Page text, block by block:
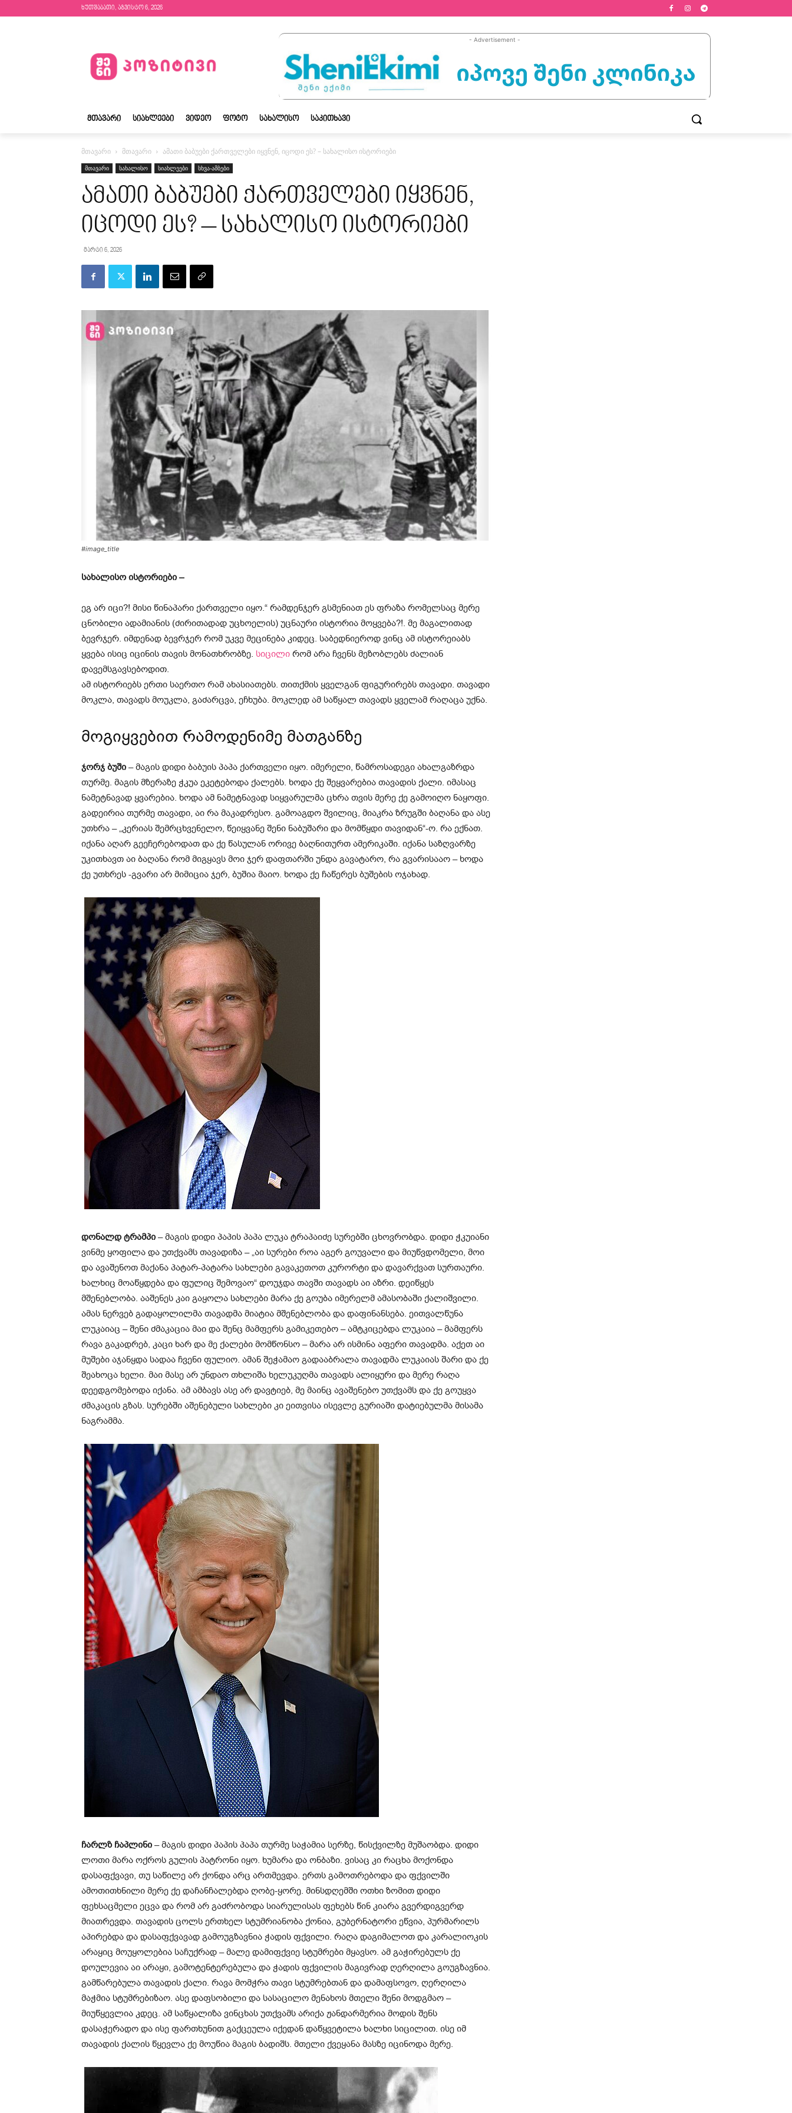
ხუთშაბათი, აგვისტო 6, 2026
- Advertisement -
ᲛᲗᲐᲕᲐᲠᲘ ᲡᲘᲐᲮᲚᲔᲔᲑᲘ ᲕᲘᲓᲔᲝ ᲤᲝᲢᲝ ᲡᲐᲮᲐᲚᲘᲡᲝ ᲡᲐᲙᲘᲗᲮᲐᲕᲘ
მთავარი მთავარი ამათი ბაბუები ქართველები იყვნენ, იცოდი ეს? – სახალისო ისტორიები
მთავარი სახალისო სიახლეები სხვა-ამბები
ამათი ბაბუები ქართველები იყვნენ,
იცოდი ეს? – სახალისო ისტორიები
მარტი 6, 2026
#image_title
სახალისო ისტორიები –
ეგ არ იცი?! მისი წინაპარი ქართველი იყო.“ რამდენჯერ გსმენიათ ეს ფრაზა რომელსაც მერე
ცნობილი ადამიანის (ძირითადად უცხოელის) უცნაური ისტორია მოყვება?!. მე მაგალითად
ბევრჯერ. იმდენად ბევრჯერ რომ უკვე მეცინება კიდეც. საბედნიეროდ ვინც ამ ისტორეიაბს
ყვება ისიც იცინის თავის მონათხრობზე. სიცილი რომ არა ჩვენს მეზობლებს ძალიან
დავემსგავსებოდით.
ამ ისტორიებს ერთი საერთო რამ ახასიათებს. თითქმის ყველგან ფიგურირებს თავადი. თავადი
მოკლა, თავადს მოუკლა, გაძარცვა, ეჩხუბა. მოკლედ ამ საწყალ თავადს ყველამ რაღაცა უქნა.
მოგიყვებით რამოდენიმე მათგანზე
ჯორჯ ბუში – მაგის დიდი ბაბუის პაპა ქართველი იყო. იმერელი, წამროსადეგი ახალგაზრდა
თურმე. მაგის მზერაზე ჭკუა ეკეტებოდა ქალებს. ხოდა ქე შეყვარებია თავადის ქალი. იმასაც
ნამეტნავად ყვარებია. ხოდა ამ ნამეტნავად სიყვარულმა ცხრა თვის მერე ქე გამოიღო ნაყოფი.
გადეირია თურმე თავადი, აი რა მაკადრესო. გამოაგდო შვილიც, მიაკრა ზრუგში ბაღანა და ასე
უთხრა – „კერიას შემრცხვენელო, წეიყვანე შენი ნაბუშარი და მომწყდი თავიდან“-ო. რა ექნათ.
იქანა აღარ გეეჩერებოდათ და ქე წასულან ორივე ბაღნითურთ ამერიკაში. იქანა საზღვარზე
უკითხავთ აი ბაღანა რომ მიგყავს მოი ჯერ დაფთარში უნდა გავატარო, რა გვარისააო – ხოდა
ქე უთხრეს -გვარი არ მიმიცია ჯერ, ბუშია მაიო. ხოდა ქე ჩაწერეს ბუშების ოჯახად.
დონალდ ტრამპი – მაგის დიდი პაპის პაპა ლუკა ტრაპაიძე სურებში ცხოვრობდა. დიდი ჭკუიანი
ვინმე ყოფილა და უთქვამს თავადიზა – „აი სურები როა აგერ გოუვალი და მიუწვდომელი, მოი
და ავაშენოთ მაქანა პატარ-პატარა სახლები გავაკეთოთ კურორტი და დავარქვათ სურთაური.
ხალხიც მოაწყდება და ფულიც შემოვაო“ დოუჯდა თავში თავადს აი აზრი. დეიწყეს
მშენებლობა. ააშენეს კაი გაყოლა სახლები მარა ქე გოუბა იმერელმ ამასობაში ქალიშვილი.
ამას ნერვებ გადაყოლილმა თავადმა მიატია მშენებლობა და დაფინანსება. ეითვალწუნა
ლუკაიაც – შენი ძმაკაცია მაი და შენც მამფერს გამიკეთებო – ამტკიცებდა ლუკაია – მამფერს
რავა გაკადრებ, კაცი ხარ და მე ქალები მომწონსო – მარა არ ისმინა აფერი თავადმა. აქეთ აი
მუშები აჯანყდა სადაა ჩვენი ფულიო. ამან შეჭამაო გადააბრალა თავადმა ლუკაიას შარი და ქე
შეახოცა ხელი. მაი მასე არ უნდაო თხლიშა ხელუკუღმა თავადს ალიყური და მერე რაღა
დეედგომებოდა იქანა. ამ ამბავს ასე არ დავტიებ, მე მაინც ავაშენებო უთქვამს და ქე გოუყვა
ძმაკაცის გზას. სურებში აშენებული სახლები კი ეითვისა ისევლე გურიაში დატიებულმა მისამა
ნაგრამმა.
ჩარლზ ჩაპლინი – მაგის დიდი პაპის პაპა თურმე საჭამია სერზე, წისქვილზე მუშაობდა. დიდი
ლოთი მარა ოქროს გულის პატრონი იყო. ხუმარა და ონბაზი. ვისაც კი რაცხა მოქონდა
დასაფქვავი, თუ საწილე არ ქონდა არც ართმევდა. ერთს გამოთრებოდა და ფქვილში
ამოთითხნილი მერე ქე დაჩანჩალებდა ღობე-ყორე. მინსდღემში ოთხი ზომით დიდი
ფეხსაცმელი ეცვა და რომ არ გაძრობოდა სიარულისას ფეხებს წინ კიარა გვერდიგვერდ
მიათრევდა. თავადის ცოლს ერთხელ სტუმრიანობა ქონია, გუბერნატორი ეწვია, პურმარილს
აპირებდა და დასაფქვავად გამოუგზავნია ჭადის ფქვილი. რაღა დაგიმალოთ და კარალიოკის
არაყიც მოუყოლებია საჩუქრად – მალე დამიფქვიე სტუმრები მყავსო. ამ გაჭირებულს ქე
დოულევია აი არაყი, გამოტენტერებულა და ჭადის ფქვილის მაგივრად ღერღილა გოუგზავნია.
გამწარებულა თავადის ქალი. რავა მომჭრა თავი სტუმრებთან და დამაფსოვო, ღერღილა
მაჭმია სტუმრებიზაო. ასე დაფსობილი და სასაცილო მენახოს მთელი შენი მოდგმაო –
მიუწყევლია კდეც. ამ საწყალიზა ვინცხას უთქვამს არიქა ჟანდარმერია მოდის შენს
დასაჭერადო და ისე ფართხუნით გაქცეულა იქედან დაწყვეტილა ხალხი სიცილით. ისე იმ
თავადის ქალის წყევლა ქე მოუწია მაგის ბადიშს. მთელი ქვეყანა მასზე იცინოდა მერე.